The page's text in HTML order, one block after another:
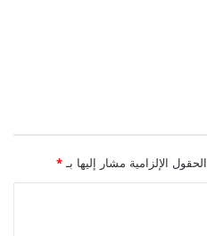
الحقول الإلزامية مشار إليها بـ*